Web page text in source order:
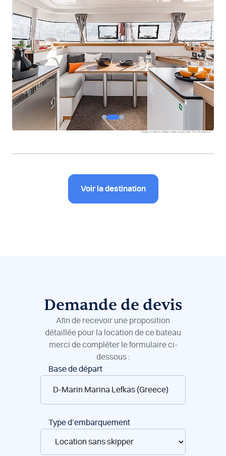
Voir la destination
Demande de devis
Afin de recevoir une proposition
détaillée pour la location de ce bateau
merci de compléter le formulaire ci-
dessous :
Réservation
bateaux
Base de départ
Type d’embarquement